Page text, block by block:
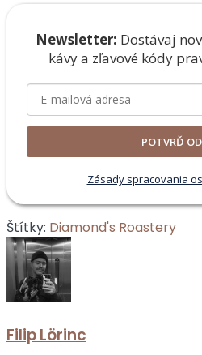
Newsletter: Dostávaj
kávy a zľavové kódy
POTVRĎ
Zásady spracovania
Štítky: Diamond's Roastery
Filip Lörinc